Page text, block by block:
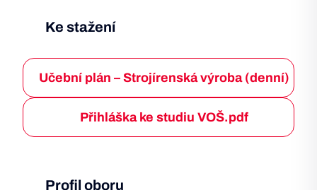
Ke stažení
Učební plán – Strojírenská výroba (denní)
Přihláška ke studiu VOŠ.pdf
Profil oboru